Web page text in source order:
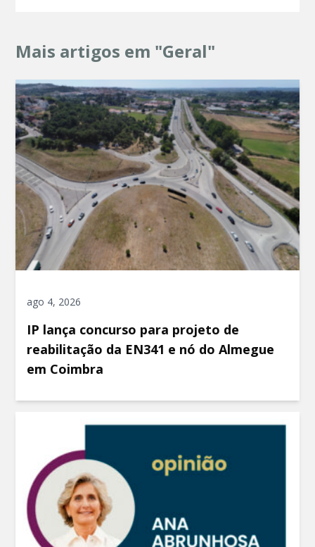
Mais artigos em "Geral"
ago 4, 2026
IP lança concurso para projeto de
reabilitação da EN341 e nó do Almegue
em Coimbra